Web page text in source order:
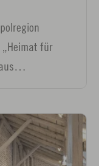
„Heimat für
aus…